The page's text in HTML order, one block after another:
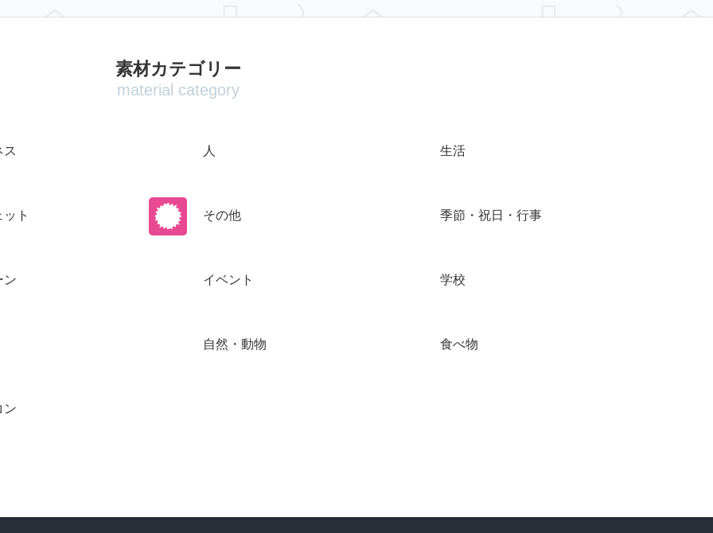
素材カテゴリー
material category
ス 人 生活
ト その他 季節・祝日・行事
ン イベント 学校
自然・動物 食べ物
ン